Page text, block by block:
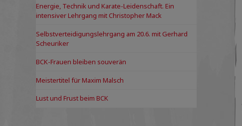
Energie, Technik und Karate-Leidenschaft. Ein
intensiver Lehrgang mit Christopher Mack
Selbstverteidigungslehrgang am 20.6. mit Gerhard
Scheuriker
BCK-Frauen bleiben souverän
Meistertitel für Maxim Malsch
Lust und Frust beim BCK